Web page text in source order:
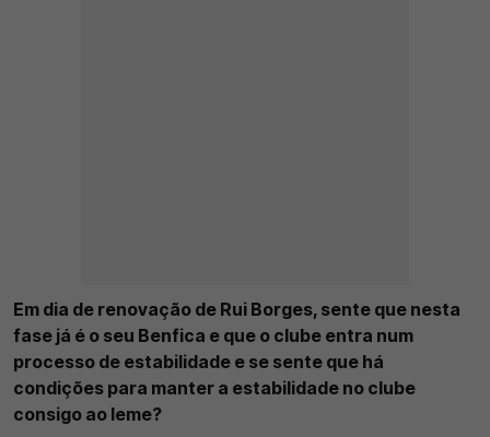
Em dia de renovação de Rui Borges, sente que nesta
fase já é o seu Benfica e que o clube entra num
processo de estabilidade e se sente que há
condições para manter a estabilidade no clube
consigo ao leme?